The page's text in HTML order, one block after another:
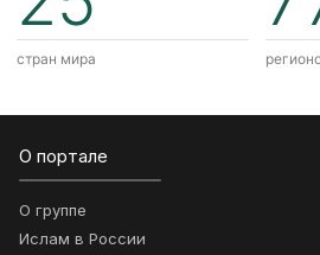
стран мира
О портале
О группе
Ислам в России